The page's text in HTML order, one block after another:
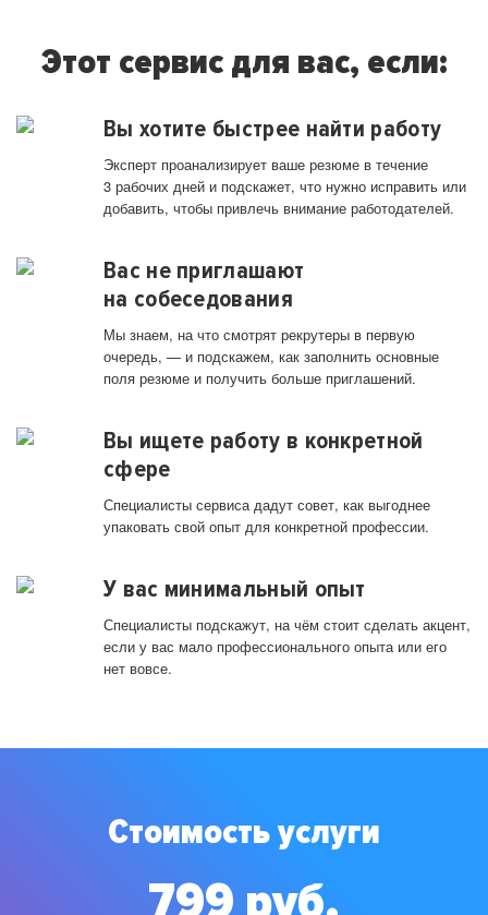
Этот сервис для вас, если:
Вы хотите быстрее найти работу
Эксперт проанализирует ваше резюме в течение
3 рабочих дней и подскажет, что нужно исправить или
добавить, чтобы привлечь внимание работодателей.
Вас не приглашают
на собеседования
Мы знаем, на что смотрят рекрутеры в первую
очередь, — и подскажем, как заполнить основные
поля резюме и получить больше приглашений.
Вы ищете работу в конкретной
сфере
Специалисты сервиса дадут совет, как выгоднее
упаковать свой опыт для конкретной профессии.
У вас минимальный опыт
Специалисты подскажут, на чём стоит сделать акцент,
если у вас мало профессионального опыта или его
нет вовсе.
Стоимость услуги
799 руб.